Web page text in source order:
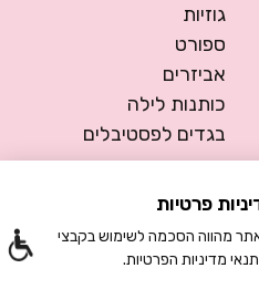
גוזיות
ספורט
אביזרים
כותנות לילה
בגדים לפסטיבלים
תחתונה
פרטיות
מהווה הסכמה לשימוש בקבצי